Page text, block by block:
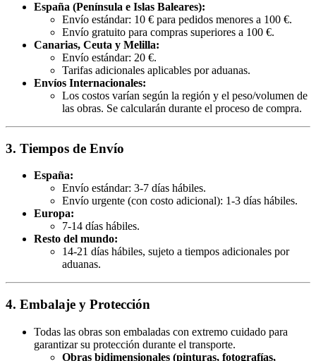
España (Península e Islas Baleares):
Envío estándar: 10 € para pedidos menores a 100 €.
Envío gratuito para compras superiores a 100 €.
Canarias, Ceuta y Melilla:
Envío estándar: 20 €.
Tarifas adicionales aplicables por aduanas.
Envíos Internacionales:
Los costos varían según la región y el peso/volumen de
las obras. Se calcularán durante el proceso de compra.
3. Tiempos de Envío
España:
Envío estándar: 3-7 días hábiles.
Envío urgente (con costo adicional): 1-3 días hábiles.
Europa:
7-14 días hábiles.
Resto del mundo:
14-21 días hábiles, sujeto a tiempos adicionales por
aduanas.
4. Embalaje y Protección
Todas las obras son embaladas con extremo cuidado para
garantizar su protección durante el transporte.
Obras bidimensionales (pinturas, fotografías,